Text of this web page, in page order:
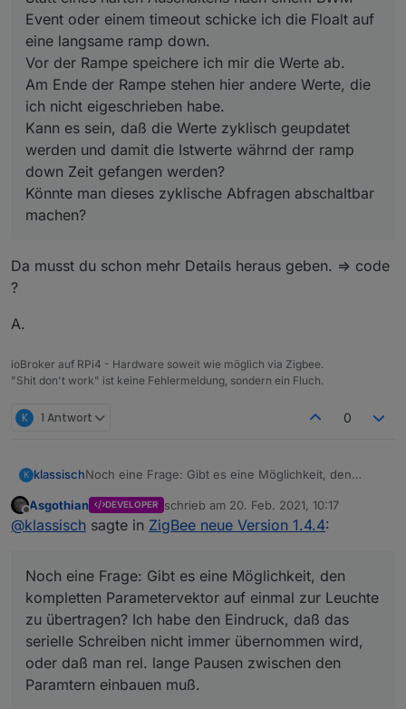
Event oder einem timeout schicke ich die Floalt auf
eine langsame ramp down.
Vor der Rampe speichere ich mir die Werte ab.
Am Ende der Rampe stehen hier andere Werte, die
ich nicht eigeschrieben habe.
Kann es sein, daß die Werte zyklisch geupdatet
werden und damit die Istwerte währnd der ramp
down Zeit gefangen werden?
Könnte man dieses zyklische Abfragen abschaltbar
machen?
Da musst du schon mehr Details heraus geben. => code
?
A.
ioBroker auf RPi4 - Hardware soweit wie möglich via Zigbee.
"Shit don't work" ist keine Fehlermeldung, sondern ein Fluch.
K 1 Antwort 0
K klassischNoch eine Frage: Gibt es eine Möglichkeit, den
zu übertragen? Ich habe den Eindruck, daß das
serielle Schreiben nicht immer übernommen wird,
Offline
Asgothian DEVELOPER schrieb am 20. Feb. 2021, 10:17
zuletzt editiert von
@klassisch sagte in ZigBee neue Version 1.4.4:
Noch eine Frage: Gibt es eine Möglichkeit, den
kompletten Parametervektor auf einmal zur Leuchte
zu übertragen? Ich habe den Eindruck, daß das
serielle Schreiben nicht immer übernommen wird,
oder daß man rel. lange Pausen zwischen den
Paramtern einbauen muß.